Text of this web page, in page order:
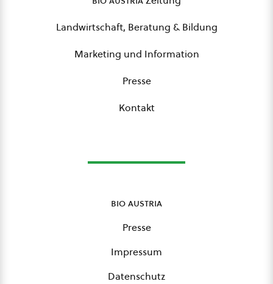
Landwirtschaft, Beratung & Bildung
Marketing und Information
Presse
Kontakt
bio austria
Presse
Impressum
Datenschutz